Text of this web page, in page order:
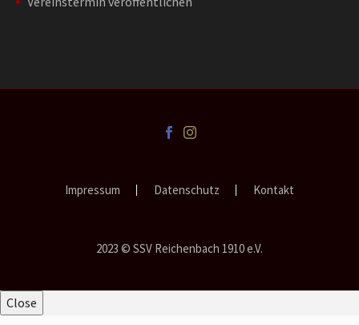
Impressum Datenschutz Kontakt
2023 © SSV Reichenbach 1910 e.V.
Close